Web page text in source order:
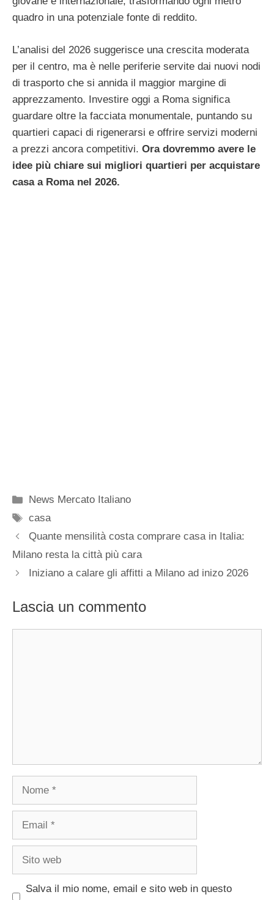
quadro in una potenziale fonte di reddito.
L’analisi del 2026 suggerisce una crescita moderata
per il centro, ma è nelle periferie servite dai nuovi nodi
di trasporto che si annida il maggior margine di
apprezzamento. Investire oggi a Roma significa
guardare oltre la facciata monumentale, puntando su
quartieri capaci di rigenerarsi e offrire servizi moderni
a prezzi ancora competitivi. Ora dovremmo avere le
idee più chiare sui migliori quartieri per acquistare
casa a Roma nel 2026.
Categorie
News Mercato Italiano
Tag
casa
Quante mensilità costa comprare casa in Italia:
Milano resta la città più cara
Iniziano a calare gli affitti a Milano ad inizo 2026
Lascia un commento
Nome
Email
Sito
Salva il mio nome, email e sito web in questo